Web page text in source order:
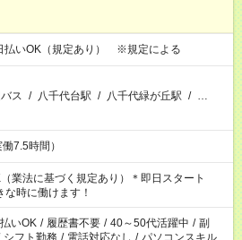
いOK（規定あり） ※規定による
ス / 八千代台駅 / 八千代緑が丘駅 / …
7.5時間）
（業法に基づく規定あり）＊即日スタート
時に働けます！
いOK / 履歴書不要 / 40～50代活躍中 / 副
シフト勤務 / 電話対応なし / パソコンスキル